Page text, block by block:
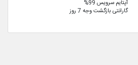
آپتایم سرویس 99%
گارانتی بازگشت وجه 7 روز